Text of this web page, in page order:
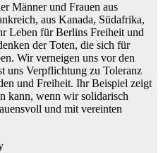
Männer und Frauen aus
aus Kanada, Südafrika,
Leben für Berlins Freiheit und
der Toten, die sich für
Wir verneigen uns vor den
uns Verpflichtung zu Toleranz
und Freiheit. Ihr Beispiel zeigt
kann, wenn wir solidarisch
und mit vereinten